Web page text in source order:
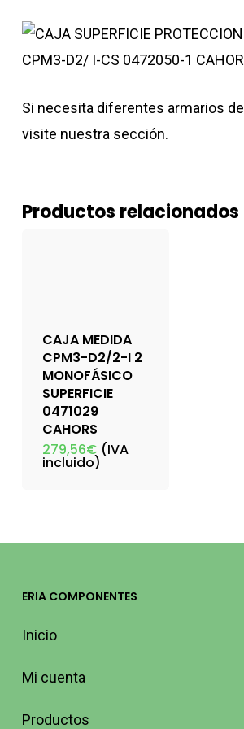
Si necesita diferentes armarios de
visite nuestra sección.
Productos relacionados
CAJA MEDIDA
CPM3-D2/2-I 2
MONOFÁSICO
SUPERFICIE
0471029
CAHORS
279,56€ (IVA
incluido)
ERIA COMPONENTES
Inicio
Mi cuenta
Productos